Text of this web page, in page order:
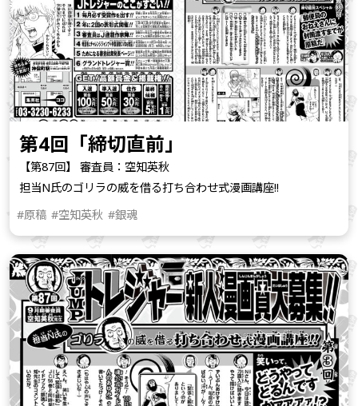
第4回「締切直前」
【第87回】 審査員：空知英秋
担当N氏のゴリラの威を借る打ち合わせ式漫画講座!!
#原稿 #空知英秋 #銀魂